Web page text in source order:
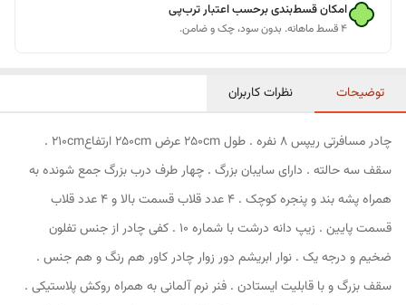
امکان قسط‌بندی برحسب اعتبار ترب‌پی
۴ قسط ماهانه. بدون سود، چک و ضامن.
توضیحات نظرات کاربران
چادر مسافرتی ریپس 8 نفره . طول 250cm عرض 250cm ارتفاع210cm .
سقف سه حالته . دارای سایبان بزرگ . چهار طرف درب بزرگ جمع شونده به
همراه پشه بند و پنجره کوچک . 4 عدد قلاب قسمت بالا و 4 عدد قلاب
قسمت پایین . زیپ دانه درشت با شماره 10 . کفی چادر از جنس تفلون
ضخیم و درجه یک . نوار ابریشم دور زوار چادر کاور هم رنگ و هم جنس .
سقف بزرگ و با قابلیت ایستادن . فنر نرم آلمانی به همراه روکش پلاستیکی .